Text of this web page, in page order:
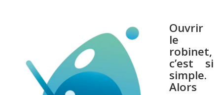
Ouvrir
le
robinet,
c’est si
simple.
Alors